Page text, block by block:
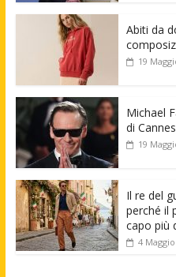
Abiti da
19
Michael
di
19
Il re del
perché il
capo più
4